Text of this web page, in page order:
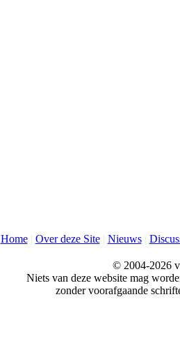
Home| Over deze Site| Nieuws|
© 2004-2026
Niets van deze website mag
zonder voorafgaande